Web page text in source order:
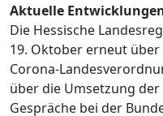
Aktuelle
Die Hessische
19. Oktober erneut
Corona-
über die Umsetzung
Gespräche bei der